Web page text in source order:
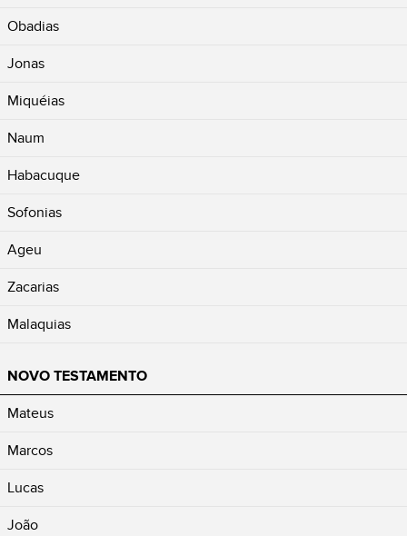
Obadias
Jonas
Miquéias
Naum
Habacuque
Sofonias
Ageu
Zacarias
Malaquias
NOVO TESTAMENTO
Mateus
Marcos
Lucas
João